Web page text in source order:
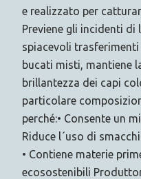
e realizzato per
Previene gli incidenti di
spiacevoli
bucati misti, mantiene
brillantezza dei capi
particolare
perché:• Consente un
Riduce l´uso di
• Contiene materie
ecosostenibili